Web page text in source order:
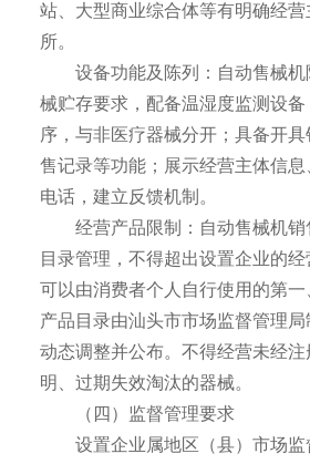
站、大型商业综合体等有明确经
所。
设备功能及陈列：自动售械机
械贮存要求，配备温湿度监测设
序，与非医疗器械分开；具备开
售记录等功能；展示经营主体信
电话，建立反馈机制。
经营产品限制：自动售械机销
目录管理，不得超出设置企业的
可以由消费者个人自行使用的第一
产品目录由汕头市市场监督管理
动态调整并公布。不得经营未经
明、过期失效淘汰的器械。
（四）监督管理要求
设置企业属地区（县）市场监